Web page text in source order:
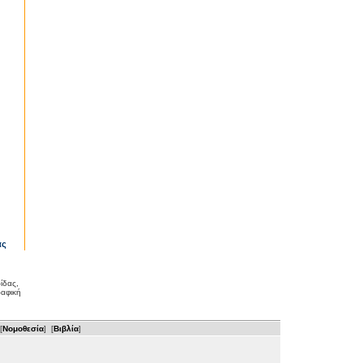
Νομοθεσία] [Βιβλία]